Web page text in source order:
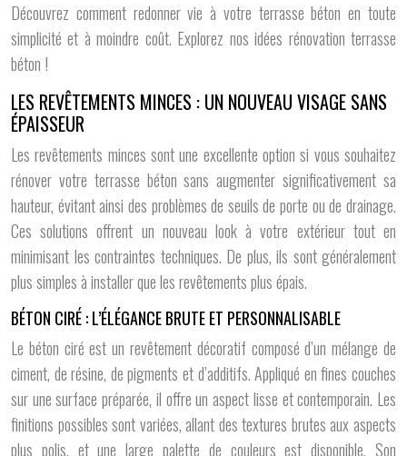
Découvrez comment redonner vie à votre terrasse béton en toute
simplicité et à moindre coût. Explorez nos idées rénovation terrasse
béton !
LES REVÊTEMENTS MINCES : UN NOUVEAU VISAGE SANS
ÉPAISSEUR
Les revêtements minces sont une excellente option si vous souhaitez
rénover votre terrasse béton sans augmenter significativement sa
hauteur, évitant ainsi des problèmes de seuils de porte ou de drainage.
Ces solutions offrent un nouveau look à votre extérieur tout en
minimisant les contraintes techniques. De plus, ils sont généralement
plus simples à installer que les revêtements plus épais.
BÉTON CIRÉ : L’ÉLÉGANCE BRUTE ET PERSONNALISABLE
Le béton ciré est un revêtement décoratif composé d’un mélange de
ciment, de résine, de pigments et d’additifs. Appliqué en fines couches
sur une surface préparée, il offre un aspect lisse et contemporain. Les
finitions possibles sont variées, allant des textures brutes aux aspects
plus polis, et une large palette de couleurs est disponible. Son